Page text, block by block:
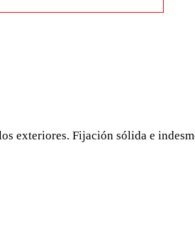
exteriores. Fijación sólida e